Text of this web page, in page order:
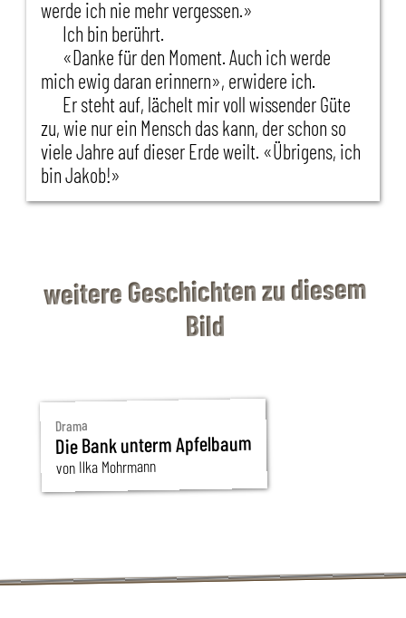
werde ich nie mehr vergessen.»
Ich bin berührt.
«Danke für den Moment. Auch ich werde
mich ewig daran erinnern», erwidere ich.
Er steht auf, lächelt mir voll wissender Güte
zu, wie nur ein Mensch das kann, der schon so
viele Jahre auf dieser Erde weilt. «Übrigens, ich
bin Jakob!»
weitere Geschichten zu diesem
Bild
Drama
Die Bank unterm Apfelbaum
von Ilka Mohrmann